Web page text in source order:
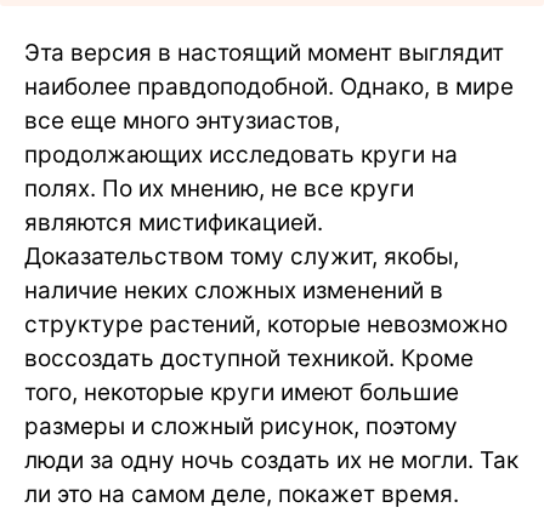
Эта версия в настоящий момент выглядит
наиболее правдоподобной. Однако, в мире
все еще много энтузиастов,
продолжающих исследовать круги на
полях. По их мнению, не все круги
являются мистификацией.
Доказательством тому служит, якобы,
наличие неких сложных изменений в
структуре растений, которые невозможно
воссоздать доступной техникой. Кроме
того, некоторые круги имеют большие
размеры и сложный рисунок, поэтому
люди за одну ночь создать их не могли. Так
ли это на самом деле, покажет время.